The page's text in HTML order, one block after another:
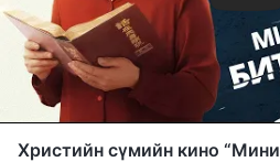
Христийн сүмийн кино